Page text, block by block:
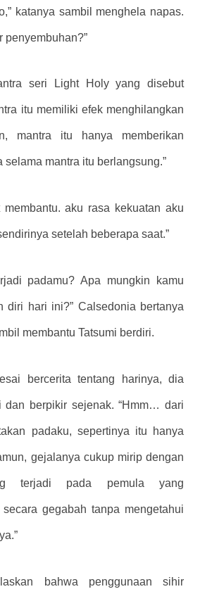
katanya sambil menghela napas.
penyembuhan?”
seri Light Holy yang disebut
itu memiliki efek menghilangkan
mantra itu hanya memberikan
selama mantra itu berlangsung.”
membantu. aku rasa kekuatan aku
setelah beberapa saat.”
padamu? Apa mungkin kamu
diri hari ini?” Calsedonia bertanya
membantu Tatsumi berdiri.
bercerita tentang harinya, dia
dan berpikir sejenak. “Hmm… dari
padaku, sepertinya itu hanya
gejalanya cukup mirip dengan
terjadi pada pemula yang
gegabah tanpa mengetahui
bahwa penggunaan sihir